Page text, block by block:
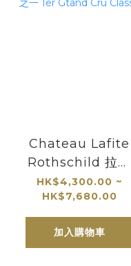
Chateau Lafite
Rothschild 拉菲
正牌
Pauillac|1855列級
莊五大莊之一 1er
Gtand Cru
HK$4,300.00 ~
HK$7,680.00
加入購物車